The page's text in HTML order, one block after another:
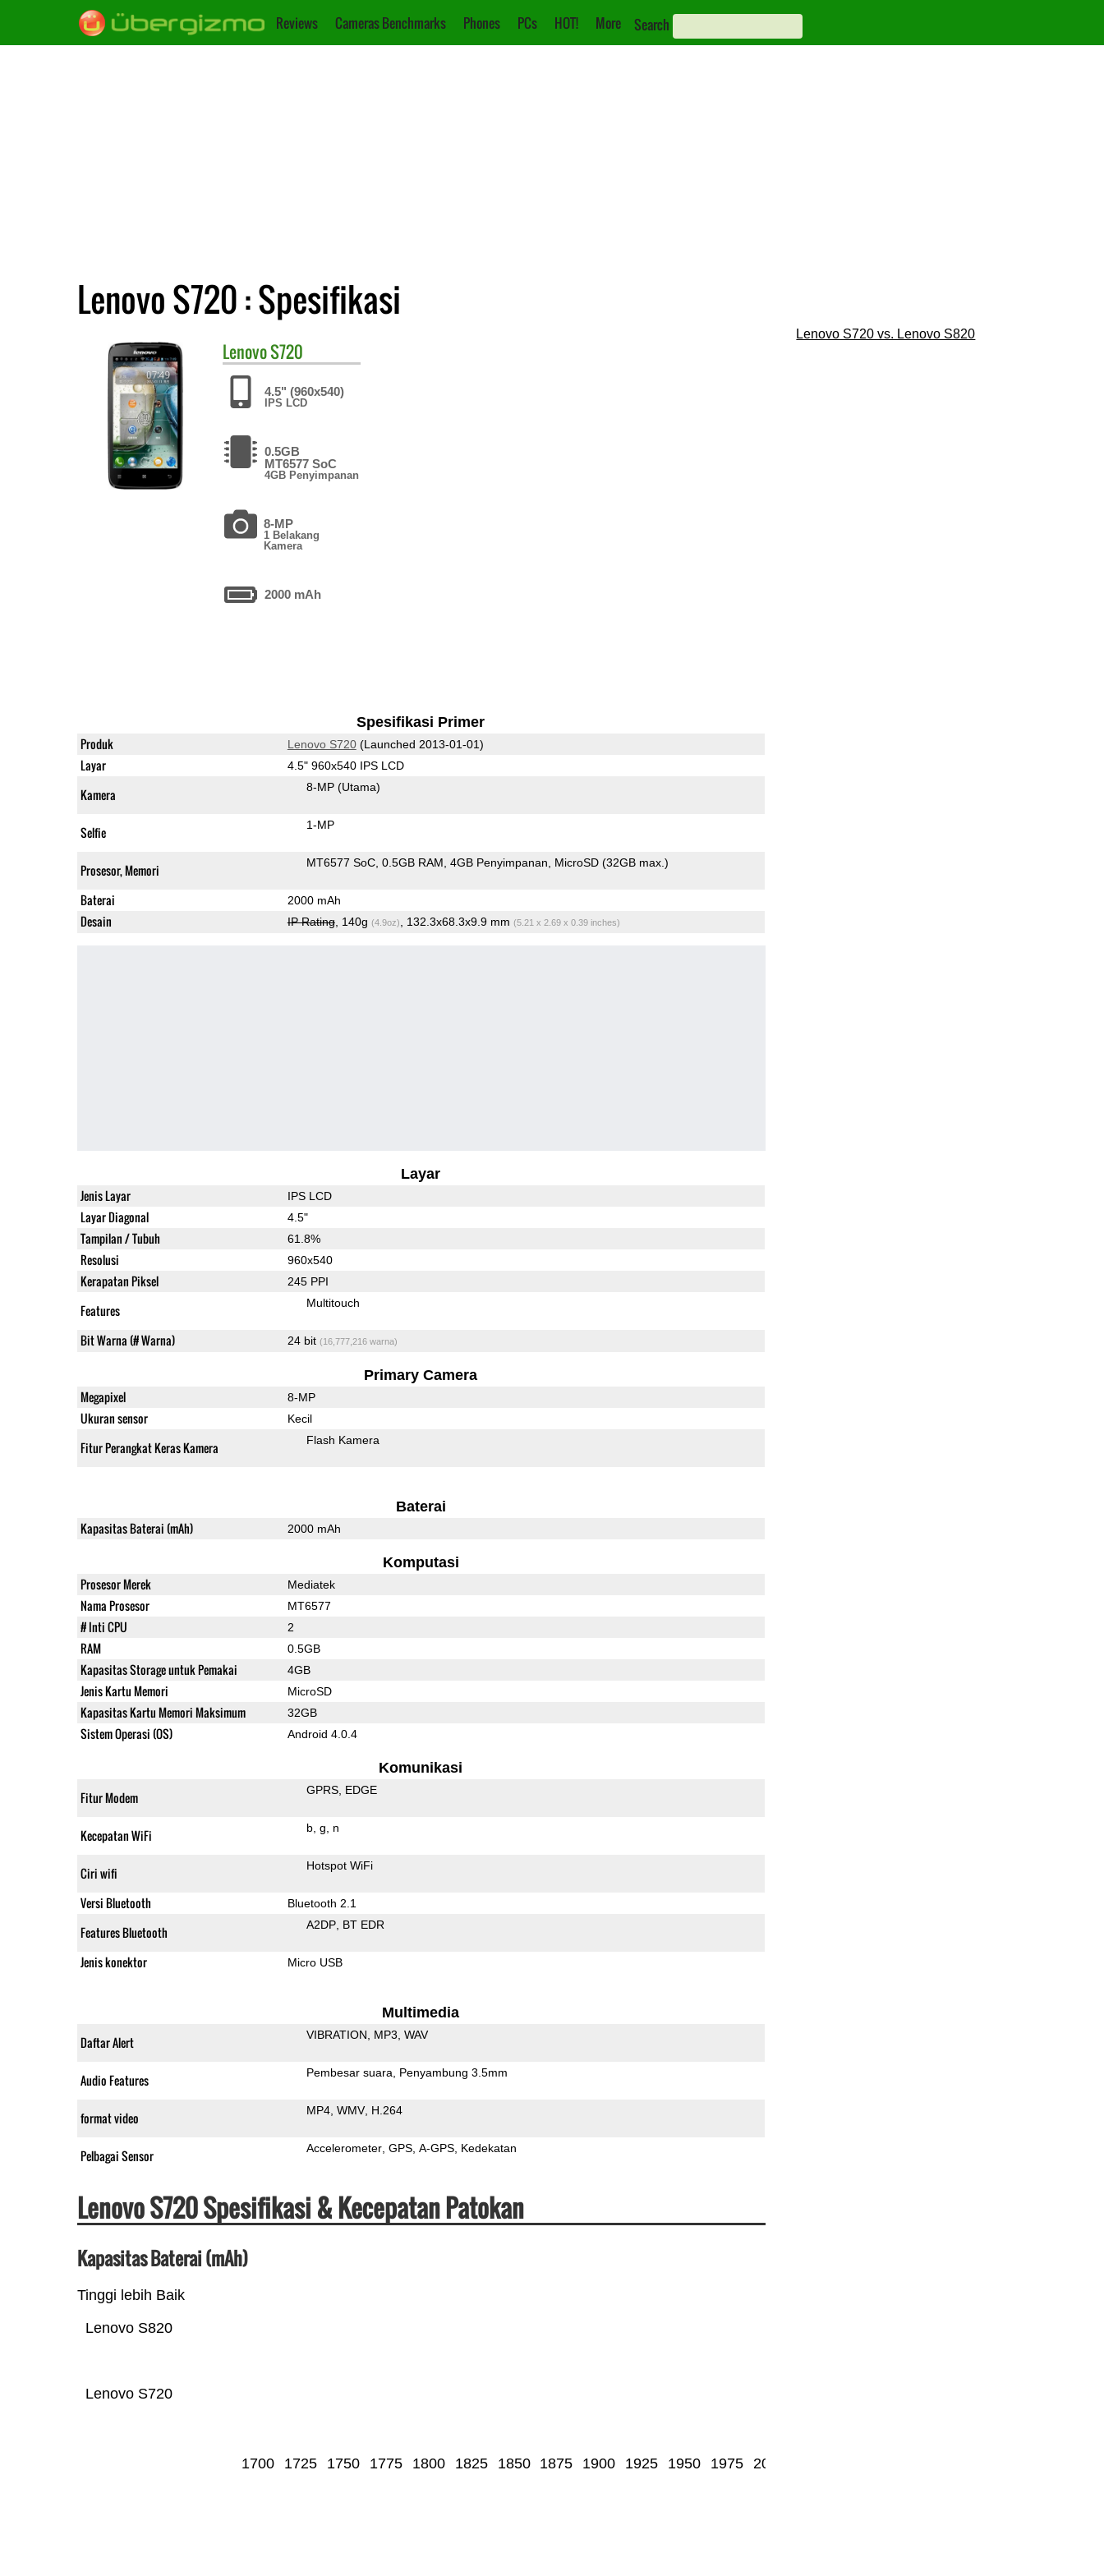
Reviews Cameras Benchmarks Phones PCs HOT! More Search
Lenovo S720 : Spesifikasi
LenovoS720
4.5" (960x540)
IPS LCD
0.5GB
MT6577 SoC
4GB Penyimpanan
8-MP
1 Belakang
Kamera
2000 mAh
Spesifikasi Primer
Produk Lenovo S720(Launched 2013-01-01)
Layar 4.5" 960x540 IPS LCD
Kamera 8-MP (Utama)
Selfie 1-MP
Prosesor, Memori MT6577 SoC 0.5GB RAM 4GB Penyimpanan MicroSD (32GB max.)
Baterai 2000 mAh
Desain IP Rating, 140g (4.9oz) , 132.3x68.3x9.9 mm (5.21 x 2.69 x 0.39 inches)
Layar
Jenis Layar IPS LCD
Layar Diagonal 4.5"
Tampilan / Tubuh 61.8%
Resolusi 960x540
Kerapatan Piksel 245 PPI
Features Multitouch
Bit Warna (# Warna) 24 bit (16,777,216 warna)
Primary Camera
Megapixel 8-MP
Ukuran sensor Kecil
Fitur Perangkat Keras Kamera Flash Kamera
Baterai
Kapasitas Baterai (mAh) 2000 mAh
Komputasi
Prosesor Merek Mediatek
Nama Prosesor MT6577
# Inti CPU 2
RAM 0.5GB
Kapasitas Storage untuk Pemakai 4GB
Jenis Kartu Memori MicroSD
Kapasitas Kartu Memori Maksimum 32GB
Sistem Operasi (OS) Android 4.0.4
Komunikasi
Fitur Modem GPRS EDGE
Kecepatan WiFi b g n
Ciri wifi Hotspot WiFi
Versi Bluetooth Bluetooth 2.1
Features Bluetooth A2DP BT EDR
Jenis konektor Micro USB
Multimedia
Daftar Alert VIBRATION MP3 WAV
Audio Features Pembesar suara Penyambung 3.5mm
format video MP4 WMV H.264
Pelbagai Sensor Accelerometer GPS A-GPS Kedekatan
Lenovo S720 Spesifikasi & Kecepatan Patokan
Kapasitas Baterai (mAh)
Tinggi lebih Baik
Lenovo S720
Lenovo S820
1700 1725 1750 1775 1800 1825 1850 1875 1900 1925 1950 1975 2000
Lenovo S720 vs. Lenovo S820